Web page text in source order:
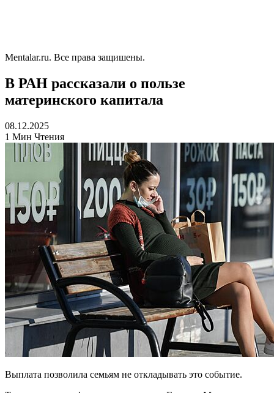
Mentalar.ru. Все права защишены.
В РАН рассказали о пользе
материнского капитала
08.12.2025
1 Мин Чтения
Выплата позволила семьям не откладывать это событие.